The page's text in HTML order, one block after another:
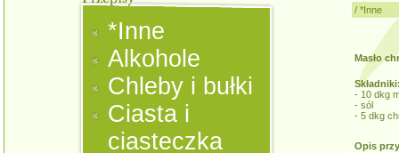
*Inne
Alkohole
Chleby i bułki
Ciasta i
ciasteczka
/ *Inne
Masło
- 10 dkg
- sól
- 5 dkg
Opis